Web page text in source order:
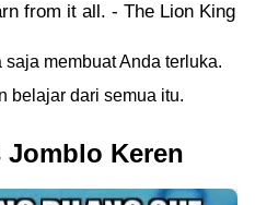
from it all. - The Lion King
saja membuat Anda terluka.
belajar dari semua itu.
Jomblo Keren